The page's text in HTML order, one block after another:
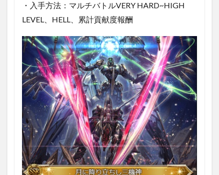
・入手方法：マルチバトルVERY HARD~HIGH
LEVEL、HELL、累計貢献度報酬